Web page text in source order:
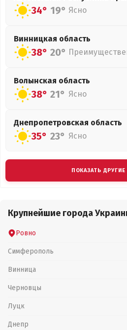
34° 19° Ясно
Винницкая область
38° 20°
Волынская область
38° 21° Ясно
Днепропетровская область
35° 23° Ясно
ПОКАЗАТЬ
Крупнейшие города
Ровно
Симферополь
Винница
Черновцы
Луцк
Днепр